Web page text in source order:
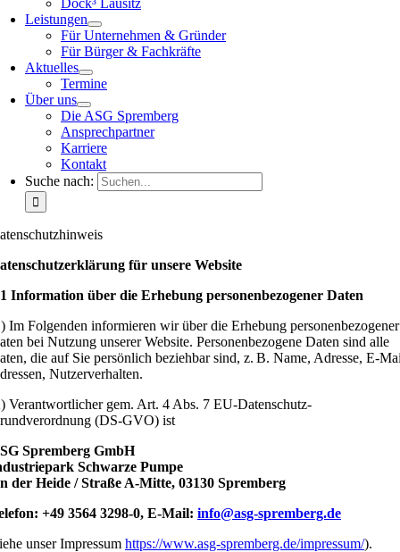
Dock³ Lausitz
Leistungen
Für Unternehmen & Gründer
Für Bürger & Fachkräfte
Aktuelles
Termine
Über uns
Die ASG Spremberg
Ansprechpartner
Karriere
Kontakt
Suche nach:
für unsere Website
Information über die Erhebung personenbezogener Daten
Im Folgenden informieren wir über die Erhebung personenbezogener
bei Nutzung unserer Website. Personenbezogene Daten sind alle
die auf Sie persönlich beziehbar sind, z. B. Name, Adresse, E-
Nutzerverhalten.
Verantwortlicher gem. Art. 4 Abs. 7 EU-Datenschutz-
(DS-GVO) ist
Spremberg GmbH
Schwarze Pumpe
der Heide / Straße A-Mitte, 03130 Spremberg
+49 3564 3298-0, E-Mail: info@asg-spremberg.de
unser Impressum https://www.asg-spremberg.de/impressum/).